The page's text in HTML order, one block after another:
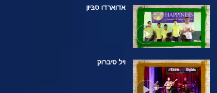
אדוארדו סבּיון
ויל סיברוק